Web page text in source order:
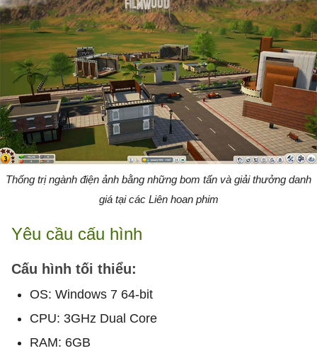
Thống trị ngành điện ảnh bằng những bom tấn và giải thưởng danh
giá tại các Liên hoan phim
Yêu cầu cấu hình
Cấu hình tối thiểu:
OS: Windows 7 64-bit
CPU: 3GHz Dual Core
RAM: 6GB